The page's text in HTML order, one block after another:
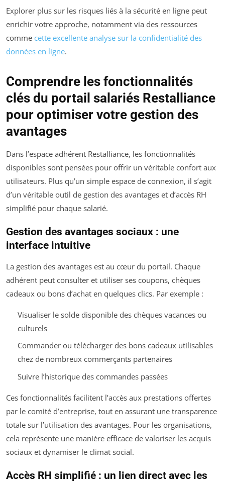
Explorer plus sur les risques liés à la sécurité en ligne peut
enrichir votre approche, notamment via des ressources
comme cette excellente analyse sur la confidentialité des
données en ligne.
Comprendre les fonctionnalités
clés du portail salariés Restalliance
pour optimiser votre gestion des
avantages
Dans l’espace adhérent Restalliance, les fonctionnalités
disponibles sont pensées pour offrir un véritable confort aux
utilisateurs. Plus qu’un simple espace de connexion, il s’agit
d’un véritable outil de gestion des avantages et d’accès RH
simplifié pour chaque salarié.
Gestion des avantages sociaux : une
interface intuitive
La gestion des avantages est au cœur du portail. Chaque
adhérent peut consulter et utiliser ses coupons, chèques
cadeaux ou bons d’achat en quelques clics. Par exemple :
Visualiser le solde disponible des chèques vacances ou
culturels
Commander ou télécharger des bons cadeaux utilisables
chez de nombreux commerçants partenaires
Suivre l’historique des commandes passées
Ces fonctionnalités facilitent l’accès aux prestations offertes
par le comité d’entreprise, tout en assurant une transparence
totale sur l’utilisation des avantages. Pour les organisations,
cela représente une manière efficace de valoriser les acquis
sociaux et dynamiser le climat social.
Accès RH simplifié : un lien direct avec les